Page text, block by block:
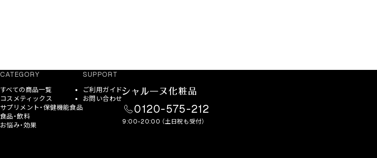
CATEGORY
すべての商品一覧
コスメティックス
サプリメント・保健機能食品
食品・飲料
お悩み・効果
SUPPORT
ご利用ガイド
お問い合わせ
0120-575-212
9:00-20:00 （土日祝も受付）